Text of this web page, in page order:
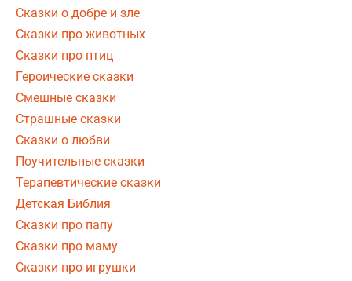
Сказки о добре и зле
Сказки про животных
Сказки про птиц
Героические сказки
Смешные сказки
Страшные сказки
Сказки о любви
Поучительные сказки
Терапевтические сказки
Детская Библия
Сказки про папу
Сказки про маму
Сказки про игрушки